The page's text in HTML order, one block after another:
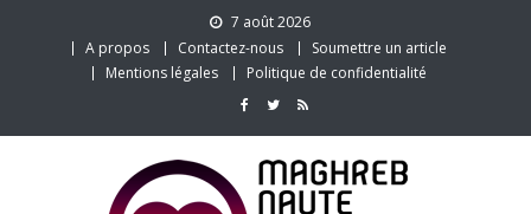
7 août 2026
A propos
Contactez-nous
Soumettre un article
Mentions légales
Politique de confidentialité